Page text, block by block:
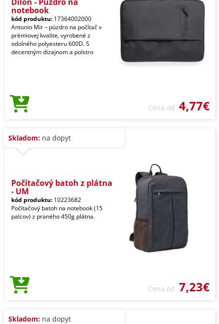
notebook
kód produktu: 17364002000
Antonio Mir – púzdro na počítač v
prémiovej kvalite, vyrobené z
odolného polyesteru 600D. S
decentným dizajnom a polstro
Cena od 4,77€
Skladom: na dopyt
Počítačový batoh z plátna
- UM
kód produktu: 10223682
Počítačový batoh na notebook (15
palcov) z praného 450g plátna.
Cena od 7,23€
Skladom: na dopyt